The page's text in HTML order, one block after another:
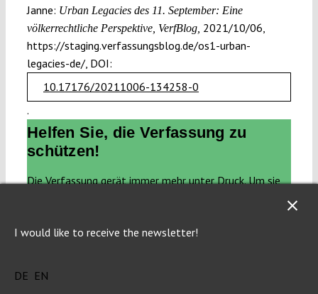
Janne: Urban Legacies des 11. September: Eine
völkerrechtliche Perspektive, VerfBlog, 2021/10/06,
https://staging.verfassungsblog.de/os1-urban-
legacies-de/, DOI:
10.17176/20211006-134258-0
.
Helfen Sie, die Verfassung zu
schützen!
Die Verfassung gerät immer mehr unter Druck. Um sie
über Gefahren für die Verfassung und wie sie
I would like to receive the newsletter!
DE EN